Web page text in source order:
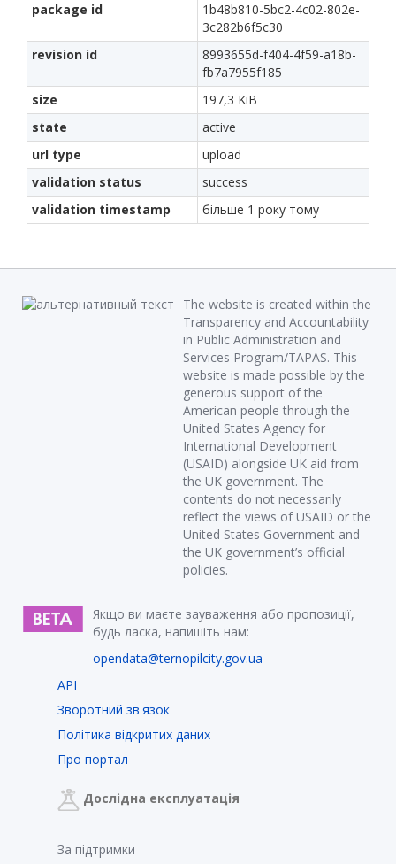
package id
1b48b810-5bc2-4c02-802e-
3c282b6f5c30
revision id
8993655d-f404-4f59-a18b-
fb7a7955f185
size
197,3 KiB
state
active
url type
upload
validation status
success
validation timestamp
більше 1 року тому
The website is created within the
Transparency and Accountability
in Public Administration and
Services Program/TAPAS. This
website is made possible by the
generous support of the
American people through the
United States Agency for
International Development
(USAID) alongside UK aid from
the UK government. The
contents do not necessarily
reflect the views of USAID or the
United States Government and
the UK government’s official
policies.
Якщо ви маєте зауваження або пропозиції,
будь ласка, напишіть нам:
opendata@ternopilcity.gov.ua
API
Зворотний зв'язок
Політика відкритих даних
Про портал
Дослідна експлуатація
За підтримки